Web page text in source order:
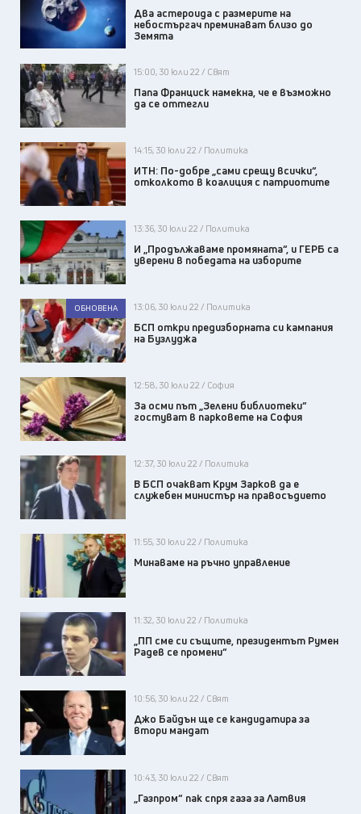
Два астероида с размерите на
небостъргач преминават близо до
Земята
15:00, 30 юли 22 / Свят
Папа Франциск намекна, че е възможно
да се оттегли
14:15, 30 юли 22 / Политика
ИТН: По-добре „сами срещу всички“,
отколкото в коалиция с патриотите
13:36, 30 юли 22 / Политика
И „Продължаваме промяната“, и ГЕРБ са
уверени в победата на изборите
ОБНОВЕНА 13:06, 30 юли 22 / Политика
БСП откри предизборната си кампания
на Бузлуджа
12:58, 30 юли 22 / София
За осми път „Зелени библиотеки“
гостуват в парковете на София
12:37, 30 юли 22 / Политика
В БСП очакват Крум Зарков да е
служебен министър на правосъдието
11:55, 30 юли 22 / Политика
Минаваме на ръчно управление
11:32, 30 юли 22 / Политика
„ПП сме си същите, президентът Румен
Радев се промени“
10:56, 30 юли 22 / Свят
Джо Байдън ще се кандидатира за
втори мандат
10:43, 30 юли 22 / Свят
„Газпром“ пак спря газа за Латвия